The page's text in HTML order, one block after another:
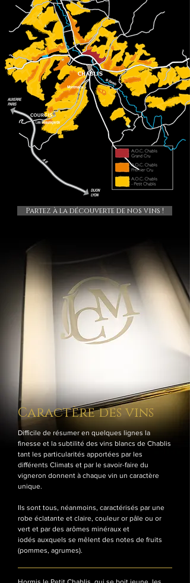
Partez à la découverte de nos vins !
Caractère des vins
Difficile de résumer en quelques lignes la
finesse et la subtilité des vins blancs de Chablis
tant les particularités apportées par les
différents Climats et par le savoir-faire du
vigneron donnent à chaque vin un caractère
unique.
Ils sont tous, néanmoins, caractérisés par une
robe éclatante et claire, couleur or pâle ou or
vert et par des arômes minéraux et
iodés auxquels se mêlent des notes de fruits
(pommes, agrumes).